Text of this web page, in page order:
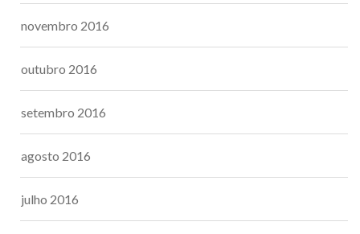
novembro 2016
outubro 2016
setembro 2016
agosto 2016
julho 2016